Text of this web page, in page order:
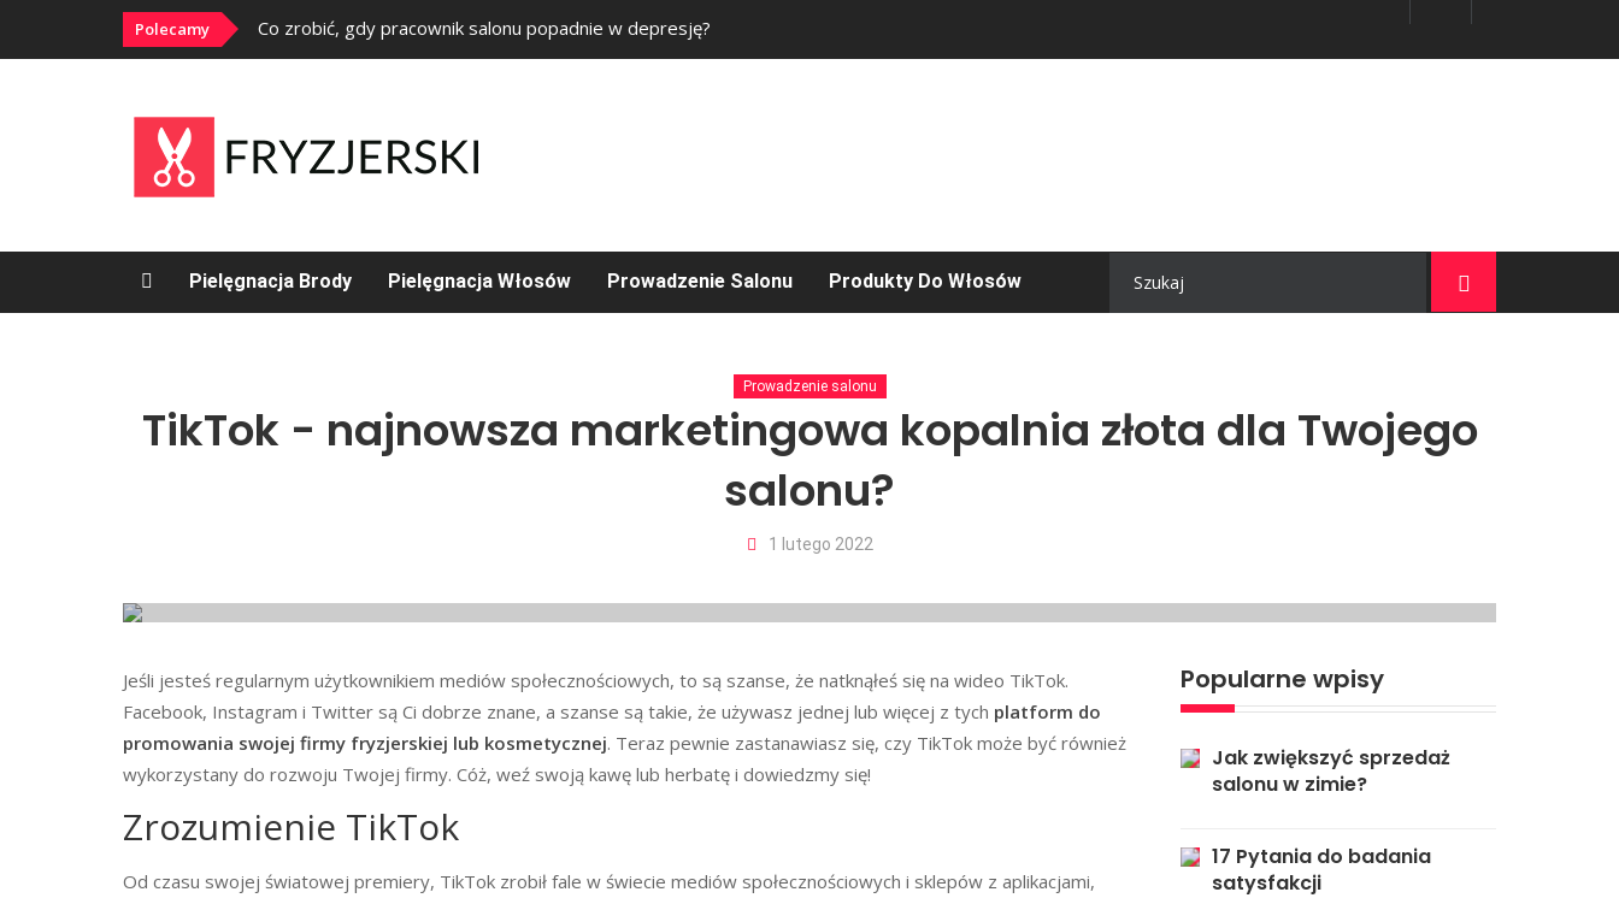
Polecamy Co zrobić, gdy pracownik salonu popadnie w depresję?
Pielęgnacja Brody Pielęgnacja Włosów Prowadzenie Salonu Produkty Do Włosów
Prowadzenie salonu
TikTok - najnowsza marketingowa kopalnia złota dla Twojego
salonu?
1 lutego 2022
Jeśli jesteś regularnym użytkownikiem mediów społecznościowych, to są szanse, że natknąłeś się na wideo TikTok.
Facebook, Instagram i Twitter są Ci dobrze znane, a szanse są takie, że używasz jednej lub więcej z tych platform do
promowania swojej firmy fryzjerskiej lub kosmetycznej. Teraz pewnie zastanawiasz się, czy TikTok może być również
wykorzystany do rozwoju Twojej firmy. Cóż, weź swoją kawę lub herbatę i dowiedzmy się!
Zrozumienie TikTok
Od czasu swojej światowej premiery, TikTok zrobił fale w świecie mediów społecznościowych i sklepów z aplikacjami,
Popularne wpisy
Jak zwiększyć sprzedaż
salonu w zimie?
17 Pytania do badania
satysfakcji